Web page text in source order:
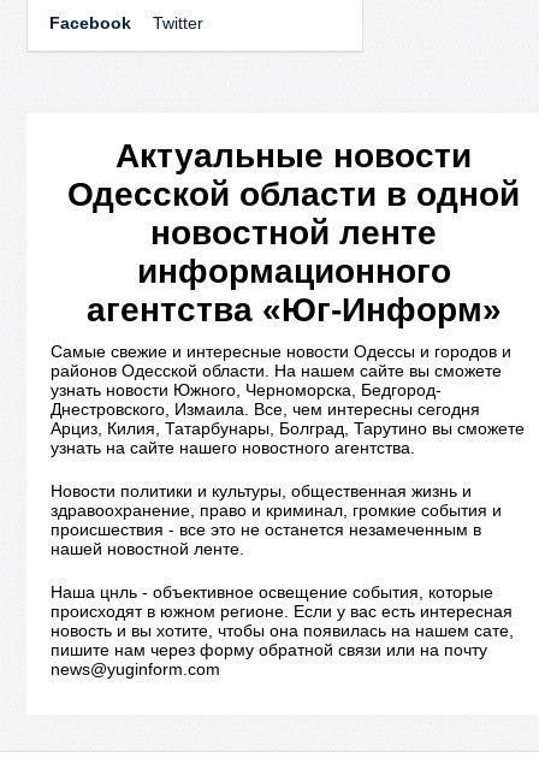
Facebook Twitter
Актуальные новости
Одесской области в одной
новостной ленте
информационного
агентства «Юг-Информ»
Самые свежие и интересные новости Одессы и городов и
районов Одесской области. На нашем сайте вы сможете
узнать новости Южного, Черноморска, Бедгород-
Днестровского, Измаила. Все, чем интересны сегодня
Арциз, Килия, Татарбунары, Болград, Тарутино вы сможете
узнать на сайте нашего новостного агентства.
Новости политики и культуры, общественная жизнь и
здравоохранение, право и криминал, громкие события и
происшествия - все это не останется незамеченным в
нашей новостной ленте.
Наша цнль - объективное освещение события, которые
происходят в южном регионе. Если у вас есть интересная
новость и вы хотите, чтобы она появилась на нашем сате,
пишите нам через форму обратной связи или на почту
news@yuginform.com